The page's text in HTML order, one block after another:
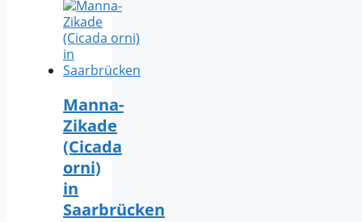
Manna-
Zikade
(Cicada
orni)
in
Saarbrücken